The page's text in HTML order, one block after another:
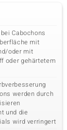
Cabochons
mit
oder mit
oder gehärtetem
werden durch
und die
wird verringert